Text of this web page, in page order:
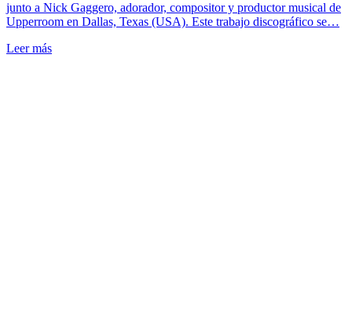
junto a Nick Gaggero, adorador, compositor y productor musical de
Upperroom en Dallas, Texas (USA). Este trabajo discográfico se…
Leer más